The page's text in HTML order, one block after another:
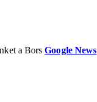
a BorsGoogle News